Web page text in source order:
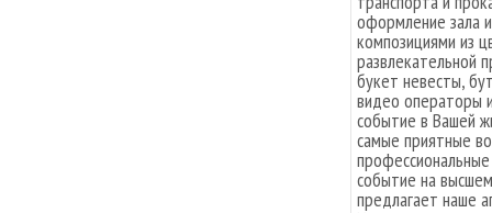
оформление зала
композициями из
развлекательной
букет невесты,
видео операторы
событие в Вашей
самые приятные
событие на
предлагает наше